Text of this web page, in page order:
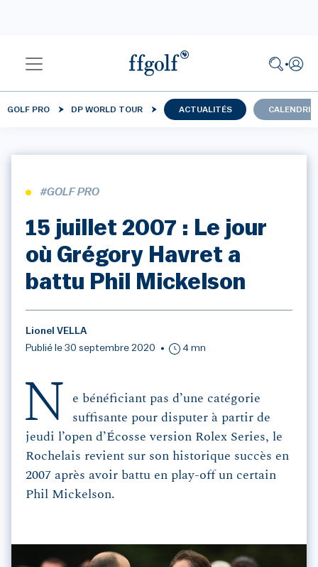
GOLF PRO DP WORLD TOUR ACTUALITÉS
#GOLF PRO
15 juillet 2007 : Le jour
où Grégory Havret a
battu Phil Mickelson
Lionel VELLA
Publié le 30 septembre 2020
4 mn
N
e bénéficiant pas d’une catégorie
suffisante pour disputer à partir de
jeudi l’open d’Écosse version Rolex Series, le
Rochelais revient sur son historique succès en
2007 après avoir battu en play-off un certain
Phil Mickelson.